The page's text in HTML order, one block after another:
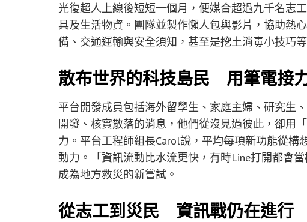
光復超人上線後短短一個月，便媒合超過九千名志
具及生活物資。團隊並製作懶人包與影片，協助熱
備、交通運輸與安全須知，甚至是挖土消毒小技巧等
散布世界的科技島民 用筆電接
平台開發成員包括海外留學生、家庭主婦、研究生
開發、核實散落的消息，他們從沒見過彼此，卻用
力。平台工程師組長Carol說，平均每項新功能從
動力。「資訊流動比水流更快，有時Line打開都會
成為地方救災的新嘗試。
從志工到災民 資訊戰仍在進行